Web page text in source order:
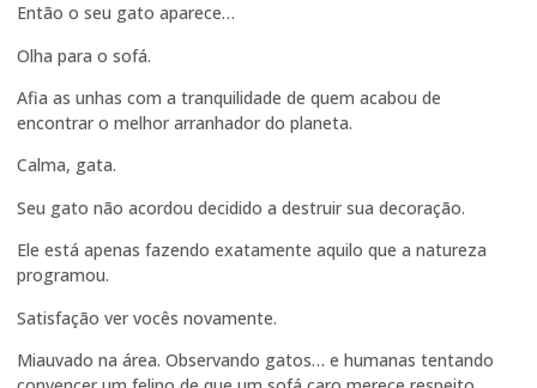
Então o seu gato aparece…
Olha para o sofá.
Afia as unhas com a tranquilidade de quem acabou de
encontrar o melhor arranhador do planeta.
Calma, gata.
Seu gato não acordou decidido a destruir sua decoração.
Ele está apenas fazendo exatamente aquilo que a natureza
programou.
Satisfação ver vocês novamente.
Miauvado na área. Observando gatos… e humanas tentando